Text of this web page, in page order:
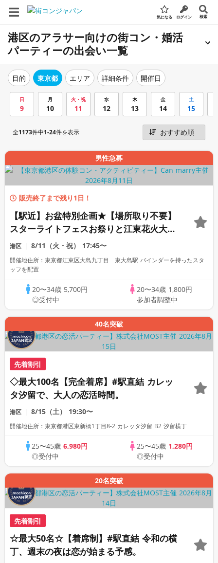
気になる ログイン 検索
港区のアラサー向けの街コン・婚活
パーティーの出会い一覧
目的 東京都 エリア 詳細条件 開催日
日
9
月
10
火・祝
11
水
12
木
13
金
14
土
15
全1173件中1-24件を表示
男性急募
販売終了まで残り1日！
【駅近】お盆特別企画★【場所取り不要】
スターライトフェスお祭りと江東花火大会
☆浴衣歓迎！恋の花火と夏祭り♡街散策コ
ン！花火街コン
港区 8/11（火・祝） 17:45〜
開催地住所：東京都江東区大島九丁目 東大島駅 バインダーを持ったスタ
ッフを配置
20〜34歳 5,700円
◎受付中
20〜34歳 1,800円
参加者調整中
40名突破
先着割引
◇最大100名【完全着席】#駅直結 カレッ
タ汐留で、大人の恋活時間。
港区 8/15（土） 19:30〜
開催地住所：東京都港区東新橋1丁目8-2 カレッタ汐留 B2 汐留横丁
25〜45歳6,980円
◎受付中
25〜45歳 1,280円
◎受付中
20名突破
先着割引
☆最大50名☆【着席制】#駅直結 令和の横
丁、週末の夜は恋が始まる予感。